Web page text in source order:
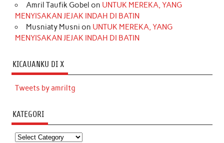
Amril Taufik Gobel on UNTUK MEREKA, YANG
MENYISAKAN JEJAK INDAH DI BATIN
Musniaty Musni on UNTUK MEREKA, YANG
MENYISAKAN JEJAK INDAH DI BATIN
KICAUANKU DI X
Tweets by amriltg
KATEGORI
Kategori